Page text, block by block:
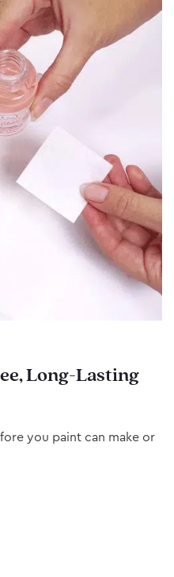
Long-Lasting
you paint can make or